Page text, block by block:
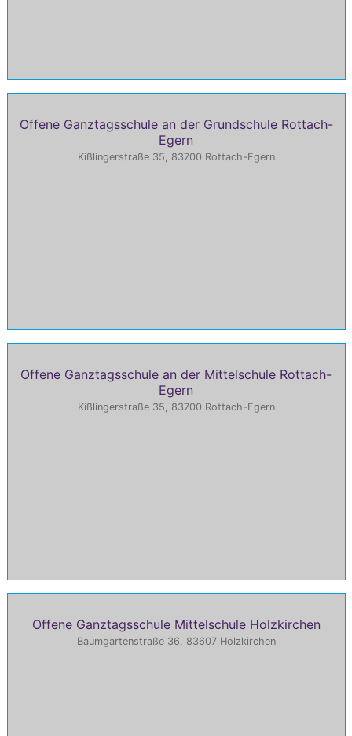
Offene Ganztagsschule an der Grundschule Rottach-
Egern
Kißlingerstraße 35, 83700 Rottach-Egern
Offene Ganztagsschule an der Mittelschule Rottach-
Egern
Kißlingerstraße 35, 83700 Rottach-Egern
Offene Ganztagsschule Mittelschule Holzkirchen
Baumgartenstraße 36, 83607 Holzkirchen